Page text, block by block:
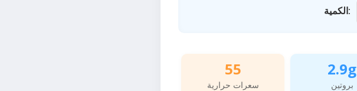
الكمية:
55
سعرات حرارية
2.9g
بروتين